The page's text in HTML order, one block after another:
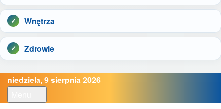
Wnętrza
Zdrowie
niedziela, 9 sierpnia 2026